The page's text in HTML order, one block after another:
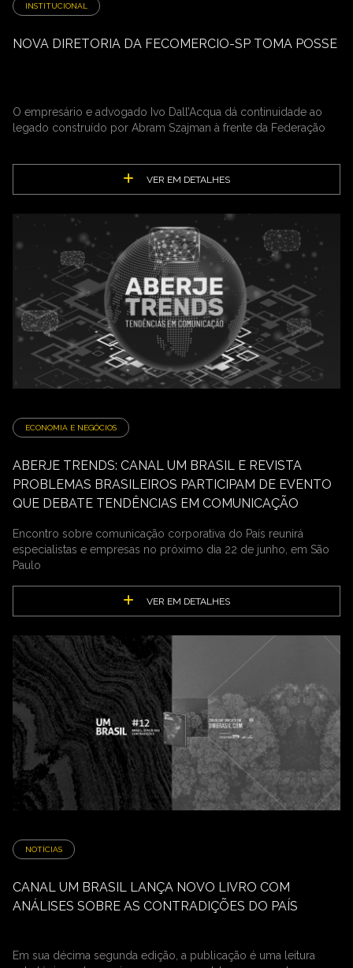
INSTITUCIONAL
NOVA DIRETORIA DA FECOMERCIO-SP TOMA POSSE
O empresário e advogado Ivo Dall’Acqua dá continuidade ao
legado construído por Abram Szajman à frente da Federação
VER EM DETALHES
ECONOMIA E NEGÓCIOS
ABERJE TRENDS: CANAL UM BRASIL E REVISTA
PROBLEMAS BRASILEIROS PARTICIPAM DE EVENTO
QUE DEBATE TENDÊNCIAS EM COMUNICAÇÃO
Encontro sobre comunicação corporativa do País reunirá
especialistas e empresas no próximo dia 22 de junho, em São
Paulo
VER EM DETALHES
NOTÍCIAS
CANAL UM BRASIL LANÇA NOVO LIVRO COM
ANÁLISES SOBRE AS CONTRADIÇÕES DO PAÍS
Em sua décima segunda edição, a publicação é uma leitura